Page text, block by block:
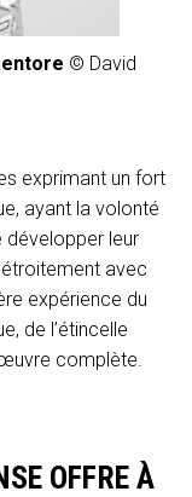
© David
exprimant un fort
ayant la volonté
développer leur
avec
expérience du
de l’étincelle
œuvre complète.
OFFRE À